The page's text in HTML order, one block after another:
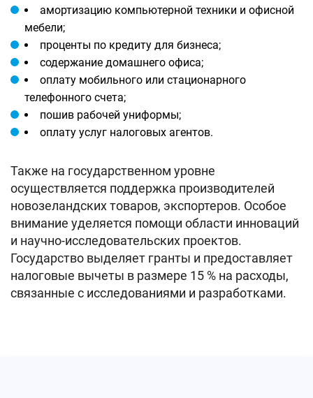
амортизацию компьютерной техники и офисной
мебели;
проценты по кредиту для бизнеса;
содержание домашнего офиса;
оплату мобильного или стационарного
телефонного счета;
пошив рабочей униформы;
оплату услуг налоговых агентов.
Также на государственном уровне
осуществляется поддержка производителей
новозеландских товаров, экспортеров. Особое
внимание уделяется помощи области инноваций
и научно-исследовательских проектов.
Государство выделяет гранты и предоставляет
налоговые вычеты в размере 15 % на расходы,
связанные с исследованиями и разработками.